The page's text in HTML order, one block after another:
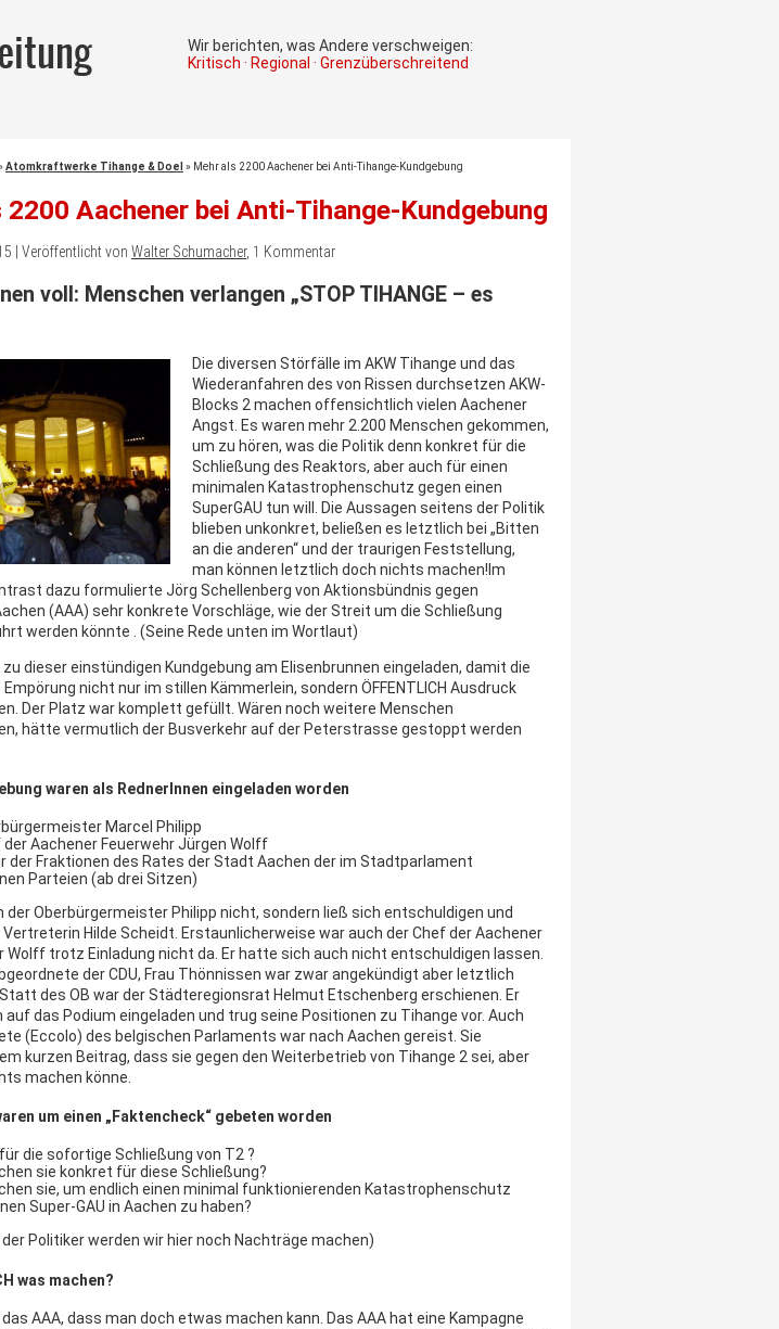
Wir berichten, was Andere verschweigen:
Kritisch · Regional · Grenzüberschreitend
Atomkraftwerke Tihange & Doel » Mehr als 2200 Aachener bei Anti-Tihange-Kundgebung
2200 Aachener bei Anti-Tihange-Kundgebung
| Veröffentlicht von Walter Schumacher, 1 Kommentar
voll: Menschen verlangen „STOP TIHANGE – es
Die diversen Störfälle im AKW Tihange und das
Wiederanfahren des von Rissen durchsetzen AKW-
Blocks 2 machen offensichtlich vielen Aachener
Angst. Es waren mehr 2.200 Menschen gekommen,
um zu hören, was die Politik denn konkret für die
Schließung des Reaktors, aber auch für einen
minimalen Katastrophenschutz gegen einen
SuperGAU tun will. Die Aussagen seitens der Politik
blieben unkonkret, beließen es letztlich bei „Bitten
an die anderen“ und der traurigen Feststellung,
man können letztlich doch nichts machen!Im
dazu formulierte Jörg Schellenberg von Aktionsbündnis gegen
(AAA) sehr konkrete Vorschläge, wie der Streit um die Schließung
werden könnte . (Seine Rede unten im Wortlaut)
dieser einstündigen Kundgebung am Elisenbrunnen eingeladen, damit die
nicht nur im stillen Kämmerlein, sondern ÖFFENTLICH Ausdruck
Der Platz war komplett gefüllt. Wären noch weitere Menschen
hätte vermutlich der Busverkehr auf der Peterstrasse gestoppt werden
waren als RednerInnen eingeladen worden
Marcel Philipp
der Aachener Feuerwehr Jürgen Wolff
der Fraktionen des Rates der Stadt Aachen der im Stadtparlament
Parteien (ab drei Sitzen)
der Oberbürgermeister Philipp nicht, sondern ließ sich entschuldigen und
Hilde Scheidt. Erstaunlicherweise war auch der Chef der Aachener
Wolff trotz Einladung nicht da. Er hatte sich auch nicht entschuldigen lassen.
der CDU, Frau Thönnissen war zwar angekündigt aber letztlich
des OB war der Städteregionsrat Helmut Etschenberg erschienen. Er
das Podium eingeladen und trug seine Positionen zu Tihange vor. Auch
(Eccolo) des belgischen Parlaments war nach Aachen gereist. Sie
kurzen Beitrag, dass sie gegen den Weiterbetrieb von Tihange 2 sei, aber
machen könne.
um einen „Faktencheck“ gebeten worden
die sofortige Schließung von T2 ?
sie konkret für diese Schließung?
sie, um endlich einen minimal funktionierenden Katastrophenschutz
Super-GAU in Aachen zu haben?
der Politiker werden wir hier noch Nachträge machen)
was machen?
AAA, dass man doch etwas machen kann. Das AAA hat eine Kampagne